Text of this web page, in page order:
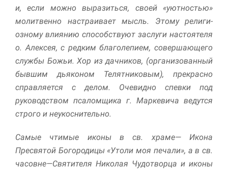
и, если можно выра­зиться, своей «уютностью»
молитвенно настраивает мысль. Этому религи­
озному влиянию способствуют заслуги настоятеля
о. Алексея, с редким благолепием, совершающего
службы Божьи. Хор из дачников, (организо­ванный
бывшим дьяконом Телятниковым), прекрасно
справляется с делом. Очевидно спевки под
руководством псаломщика г. Маркевича ве­дутся
строго и неукоснительно.
Самые чтимые иконы в св. храме— Икона
Пресвятой Богородицы «Утоли моя печали», а в св.
часовне—Свя­тителя Николая Чудотворца и иконы
будете получать
персонализированный
контент и
предложения.